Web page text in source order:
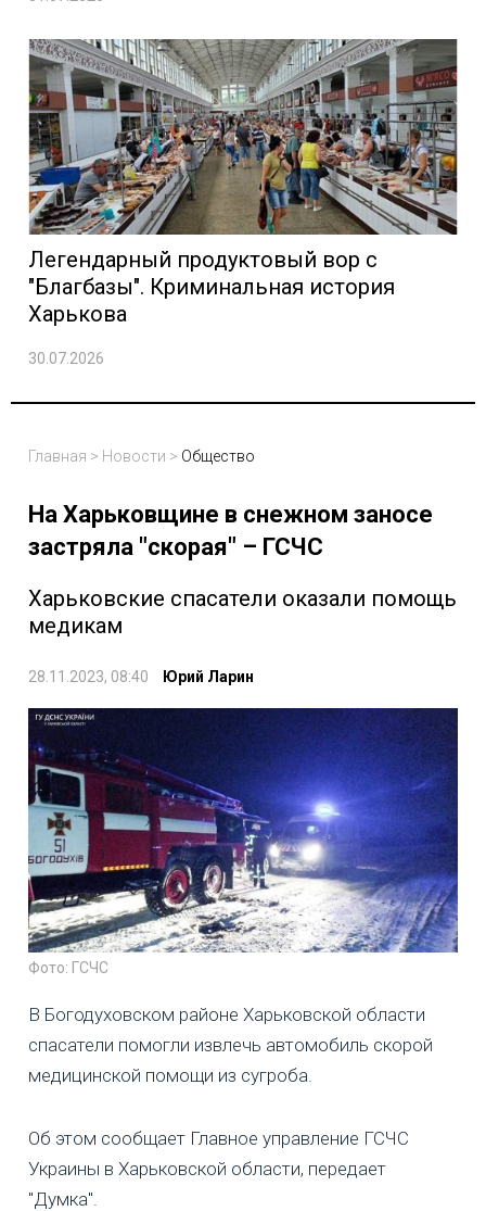
Легендарный продуктовый вор с
"Благбазы". Криминальная история
Харькова
30.07.2026
Главная > Новости > Общество
На Харьковщине в снежном заносе
застряла "скорая" – ГСЧС
Харьковские спасатели оказали помощь
медикам
28.11.2023, 08:40 Юрий Ларин
Фото: ГСЧС
В Богодуховском районе Харьковской области
спасатели помогли извлечь автомобиль скорой
медицинской помощи из сугроба.
Об этом сообщает Главное управление ГСЧС
Украины в Харьковской области, передает
"Думка".